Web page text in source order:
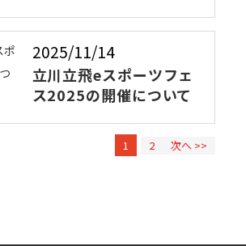
2025/11/14
立川立飛eスポーツフェ
ス2025の開催について
1 2 次へ >>